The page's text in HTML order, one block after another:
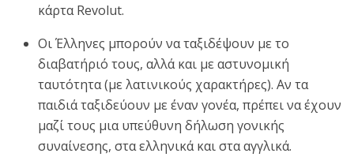
κάρτα Revolut.
Οι Έλληνες μπορούν να ταξιδέψουν με το
διαβατήριό τους, αλλά και με αστυνομική
ταυτότητα (με λατινικούς χαρακτήρες). Αν τα
παιδιά ταξιδεύουν με έναν γονέα, πρέπει να έχουν
μαζί τους μια υπεύθυνη δήλωση γονικής
συναίνεσης, στα ελληνικά και στα αγγλικά.